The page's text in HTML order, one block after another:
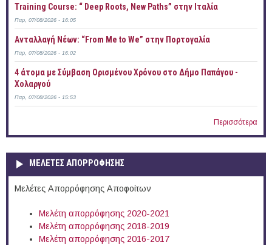
Training Course: “ Deep Roots, New Paths” στην Ιταλία
Παρ, 07/08/2026 - 16:05
Ανταλλαγή Νέων: “From Me to We” στην Πορτογαλία
Παρ, 07/08/2026 - 16:02
4 άτομα με Σύμβαση Ορισμένου Χρόνου στο Δήμο Παπάγου -
Χολαργού
Παρ, 07/08/2026 - 15:53
Περισσότερα
ΜΕΛΕΤΕΣ ΑΠΟΡΡΟΦΗΣΗΣ
Μελέτες Απορρόφησης Αποφοίτων
Μελέτη απορρόφησης 2020-2021
Μελέτη απορρόφησης 2018-2019
Μελέτη απορρόφησης 2016-2017